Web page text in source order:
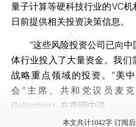
量子计算等硬科技行业的VC机
日前提供相关投资决策信息。
“这些风险投资公司已向中
体行业投入了大量资金。我们
战略重点领域的投资。“美
会”主席、共和党议员麦
Gallagher）在声明中说 。
本文共计1042字 订阅